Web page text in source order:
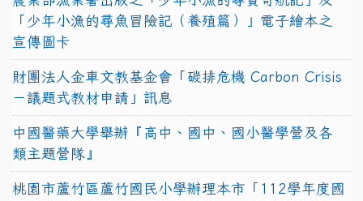
「少年小漁的尋魚冒險記（養殖篇）」電子繪本之
宣傳圖卡
財團法人金車文教基金會「碳排危機 Carbon Crisis
－議題式教材申請」訊息
中國醫藥大學舉辦『高中、國中、國小醫學營及各
類主題營隊』
桃園市蘆竹區蘆竹國民小學辦理本市「112學年度國